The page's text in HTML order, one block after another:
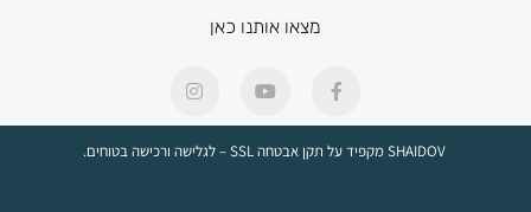
מצאו אותנו כאן
SHAIDOV מקפיד על תקן אבטחה SSL – לגלישה ורכישה בטוחים.